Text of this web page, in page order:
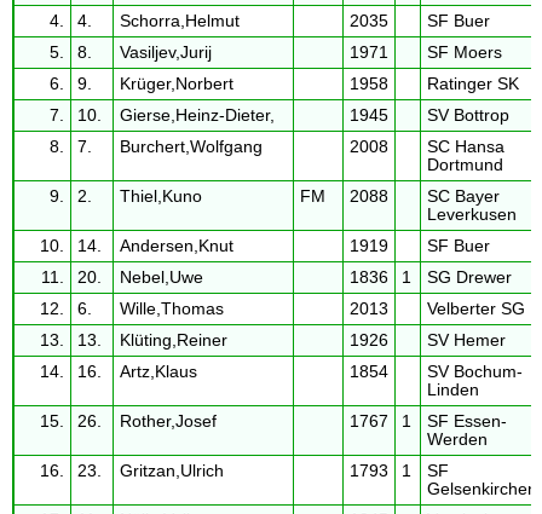
4.
4. Schorra,Helmut 2035
SF Buer
5.
8. Vasiljev,Jurij 1971
SF Moers
6.
9. Krüger,Norbert 1958
Ratinger SK
7.
10. Gierse,Heinz-Dieter, 1945
SV Bottrop
8.
7. Burchert,Wolfgang 2008
SC Hansa
Dortmund
9.
2. Thiel,Kuno FM 2088
SC Bayer
Leverkusen
10.
14. Andersen,Knut 1919
SF Buer
11.
20. Nebel,Uwe 1836 1
SG Drewer
12.
6. Wille,Thomas 2013
Velberter SG
13.
13. Klüting,Reiner 1926
SV Hemer
14.
16. Artz,Klaus 1854
SV Bochum-
Linden
15.
26. Rother,Josef 1767 1
SF Essen-
Werden
16.
23. Gritzan,Ulrich 1793 1
SF
Gelsenkirchen